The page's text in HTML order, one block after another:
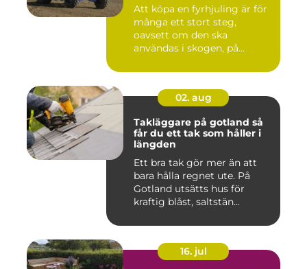
Att köpa en fyrhjuling är för
många ett stort steg,
oavsett om den ska
användas i skogen, på
02. aug
Takläggare på gotland så
får du ett tak som håller i
längden
Ett bra tak gör mer än att
bara hålla regnet ute. På
Gotland utsätts hus för
kraftig blåst, saltstän...
16. jul